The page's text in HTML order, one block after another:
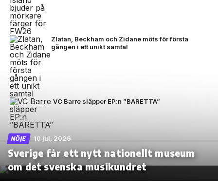
Zlatan, Beckham och Zidane möts för första
gången i ett unikt samtal
VC Barre släpper EP:n ”BARETTA”
NÖJE 10 jul, 2026
Sverige får ett nytt nationellt museum
om det svenska musikundret